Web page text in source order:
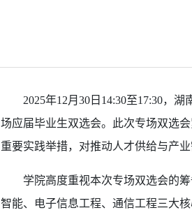
2025年12月30日14:30至17:30，
场应届毕业生双选会。此次专场双选
重要实践举措，对推动人才供给与产
学院高度重视本次专场双选会的
智能、电子信息工程、通信工程三大